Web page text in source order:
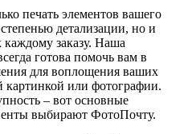
печать элементов вашего
детализации, но и
заказу. Наша
готова помочь вам в
для воплощения ваших
картинкой или фотографии.
– вот основные
выбирают ФотоПочту.